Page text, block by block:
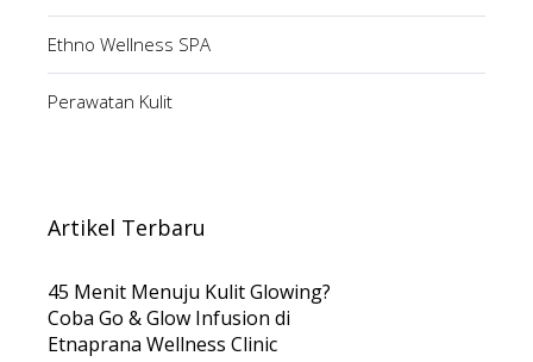
Ethno Wellness SPA
Perawatan Kulit
Artikel Terbaru
45 Menit Menuju Kulit Glowing?
Coba Go & Glow Infusion di
Etnaprana Wellness Clinic